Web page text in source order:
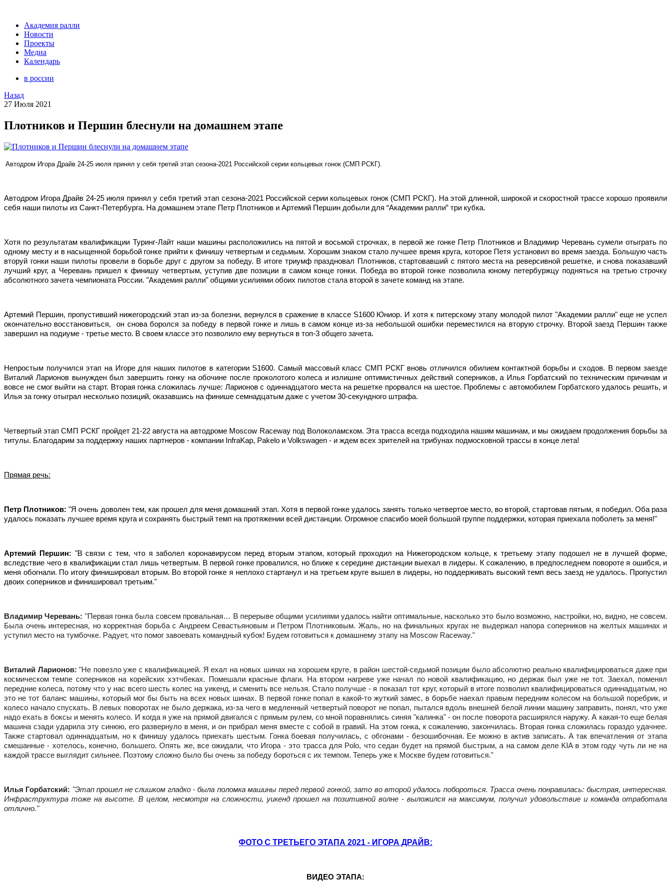
Академия ралли
Новости
Проекты
Медиа
Календарь
в россии
Назад
27 Июля 2021
Плотников и Першин блеснули на домашнем этапе
Автодром Игора Драйв 24-25 июля принял у себя третий этап сезона-2021 Российской серии кольцевых гонок (СМП РСКГ).
Автодром Игора Драйв 24-25 июля принял у себя третий этап сезона-2021 Российской серии кольцевых гонок (СМП РСКГ). На этой длинной, широкой и скоростной трассе хорошо проявили
себя наши пилоты из Санкт-Петербурга. На домашнем этапе Петр Плотников и Артемий Першин добыли для “Академии ралли” три кубка.
Хотя по результатам квалификации Туринг-Лайт наши машины расположились на пятой и восьмой строчках, в первой же гонке Петр Плотников и Владимир Черевань сумели отыграть по
одному месту и в насыщенной борьбой гонке прийти к финишу четвертым и седьмым. Хорошим знаком стало лучшее время круга, которое Петя установил во время заезда. Большую часть
вторуй гонки наши пилоты провели в борьбе друг с другом за победу. В итоге триумф праздновал Плотников, стартовавший с пятого места на реверсивной решетке, и снова показавший
лучший круг, а Черевань пришел к финишу четвертым, уступив две позиции в самом конце гонки. Победа во второй гонке позволила юному петербуржцу подняться на третью строчку
абсолютного зачета чемпионата России. "Академия ралли" общими усилиями обоих пилотов стала второй в зачете команд на этапе.
Артемий Першин, пропустивший нижегородский этап из-за болезни, вернулся в сражение в классе S1600 Юниор. И хотя к питерскому этапу молодой пилот "Академии ралли" еще не успел
окончательно восстановиться,  он снова боролся за победу в первой гонке и лишь в самом конце из-за небольшой ошибки переместился на вторую строчку. Второй заезд Першин также
завершил на подиуме - третье место. В своем классе это позволило ему вернуться в топ-3 общего зачета.
Непростым получился этап на Игоре для наших пилотов в категории S1600. Самый массовый класс СМП РСКГ вновь отличился обилием контактной борьбы и сходов. В первом заезде
Виталий Ларионов вынужден был завершить гонку на обочине после проколотого колеса и излишне оптимистичных действий соперников, а Илья Горбатский по техническим причинам и
вовсе не смог выйти на старт. Вторая гонка сложилась лучше: Ларионов с одиннадцатого места на решетке прорвался на шестое. Проблемы с автомобилем Горбатского удалось решить, и
Илья за гонку отыграл несколько позиций, оказавшись на финише семнадцатым даже с учетом 30-секундного штрафа.
Четвертый этап СМП РСКГ пройдет 21-22 августа на автодроме Moscow Raceway под Волоколамском. Эта трасса всегда подходила нашим машинам, и мы ожидаем продолжения борьбы за
титулы. Благодарим за поддержку наших партнеров - компании InfraKap, Pakelo и Volkswagen - и ждем всех зрителей на трибунах подмосковной трассы в конце лета!
Прямая речь:
Петр Плотников: "Я очень доволен тем, как прошел для меня домашний этап. Хотя в первой гонке удалось занять только четвертое место, во второй, стартовав пятым, я победил. Оба раза
удалось показать лучшее время круга и сохранять быстрый темп на протяжении всей дистанции. Огромное спасибо моей большой группе поддержки, которая приехала поболеть за меня!"
Артемий Першин: "В связи с тем, что я заболел коронавирусом перед вторым этапом, который проходил на Нижегородском кольце, к третьему этапу подошел не в лучшей форме,
вследствие чего в квалификации стал лишь четвертым. В первой гонке провалился, но ближе к середине дистанции выехал в лидеры. К сожалению, в предпоследнем повороте я ошибся, и
меня обогнали. По итогу финишировал вторым. Во второй гонке я неплохо стартанул и на третьем круге вышел в лидеры, но поддерживать высокий темп весь заезд не удалось. Пропустил
двоих соперников и финишировал третьим."
Владимир Черевань: "Первая гонка была совсем провальная… В перерыве общими усилиями удалось найти оптимальные, насколько это было возможно, настройки, но, видно, не совсем.
Была очень интересная, но корректная борьба с Андреем Севастьяновым и Петром Плотниковым. Жаль, но на финальных кругах не выдержал напора соперников на желтых машинах и
уступил место на тумбочке. Радует, что помог завоевать командный кубок! Будем готовиться к домашнему этапу на Moscow Raceway."
Виталий Ларионов: "Не повезло уже с квалификацией. Я ехал на новых шинах на хорошем круге, в район шестой-седьмой позиции было абсолютно реально квалифицироваться даже при
космическом темпе соперников на корейских хэтчбеках. Помешали красные флаги. На втором нагреве уже начал по новой квалификацию, но держак был уже не тот. Заехал, поменял
передние колеса, потому что у нас всего шесть колес на уикенд, и сменить все нельзя. Стало получше - я показал тот круг, который в итоге позволил квалифицироваться одиннадцатым, но
это не тот баланс машины, который мог бы быть на всех новых шинах. В первой гонке попал в какой-то жуткий замес, в борьбе наехал правым передним колесом на большой поребрик, и
колесо начало спускать. В левых поворотах не было держака, из-за чего в медленный четвертый поворот не попал, пытался вдоль внешней белой линии машину заправить, понял, что уже
надо ехать в боксы и менять колесо. И когда я уже на прямой двигался с прямым рулем, со мной поравнялись синяя "калинка" - он после поворота расширялся наружу. А какая-то еще белая
машина сзади ударила эту синюю, его развернуло в меня, и он прибрал меня вместе с собой в гравий. На этом гонка, к сожалению, закончилась. Вторая гонка сложилась гораздо удачнее.
Также стартовал одиннадцатым, но к финишу удалось приехать шестым. Гонка боевая получилась, с обгонами - безошибочная. Ее можно в актив записать. А так впечатления от этапа
смешанные - хотелось, конечно, большего. Опять же, все ожидали, что Игора - это трасса для Polo, что седан будет на прямой быстрым, а на самом деле KIA в этом году чуть ли не на
каждой трассе выглядит сильнее. Поэтому сложно было бы очень за победу бороться с их темпом. Теперь уже к Москве будем готовиться."
Илья Горбатский: "Этап прошел не слишком гладко - была поломка машины перед первой гонкой, зато во второй удалось побороться. Трасса очень понравилась: быстрая, интересная.
Инфраструктура тоже на высоте. В целом, несмотря на сложности, уикенд прошел на позитивной волне - выложился на максимум, получил удовольствие и команда отработала
отлично."
ФОТО С ТРЕТЬЕГО ЭТАПА 2021 - ИГОРА ДРАЙВ:
ВИДЕО ЭТАПА: